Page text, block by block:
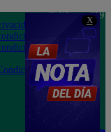
X
Teléfono: 219
Av. San
Felipe 968
Jesús María